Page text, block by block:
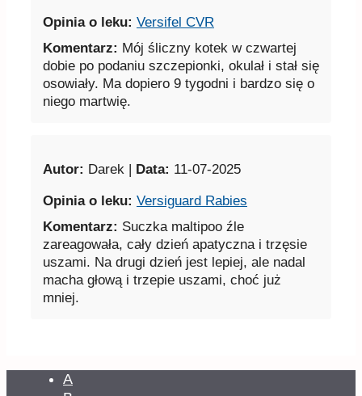
Opinia o leku: Versifel CVR
Komentarz: Mój śliczny kotek w czwartej
dobie po podaniu szczepionki, okulał i stał się
osowiały. Ma dopiero 9 tygodni i bardzo się o
niego martwię.
Autor: Darek | Data: 11-07-2025
Opinia o leku: Versiguard Rabies
Komentarz: Suczka maltipoo źle
zareagowała, cały dzień apatyczna i trzęsie
uszami. Na drugi dzień jest lepiej, ale nadal
macha głową i trzepie uszami, choć już
mniej.
A